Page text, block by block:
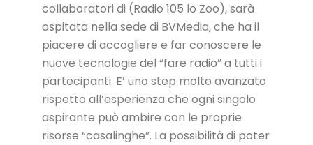
collaboratori di (Radio 105 lo Zoo), sarà
ospitata nella sede di BVMedia, che ha il
piacere di accogliere e far conoscere le
nuove tecnologie del “fare radio” a tutti i
partecipanti. E’ uno step molto avanzato
rispetto all’esperienza che ogni singolo
aspirante può ambire con le proprie
risorse “casalinghe”. La possibilità di poter